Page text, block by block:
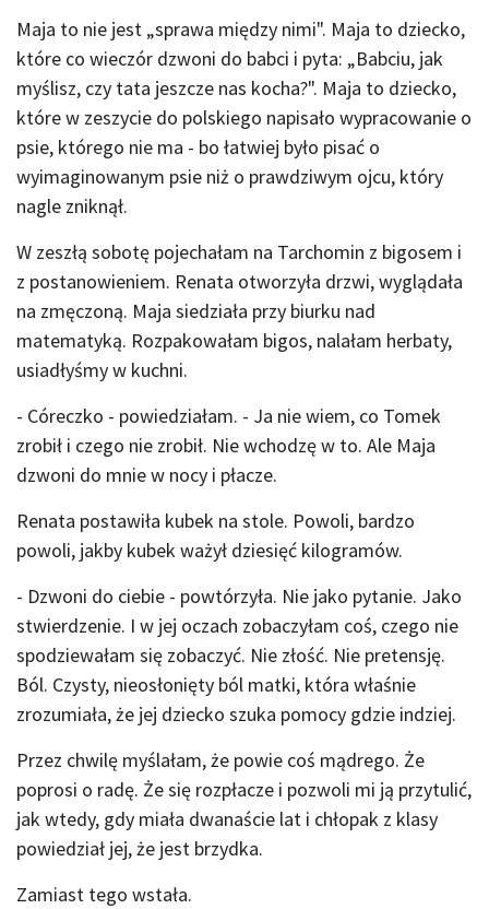
Maja to nie jest „sprawa między nimi". Maja to dziecko,
które co wieczór dzwoni do babci i pyta: „Babciu, jak
myślisz, czy tata jeszcze nas kocha?". Maja to dziecko,
które w zeszycie do polskiego napisało wypracowanie o
psie, którego nie ma - bo łatwiej było pisać o
wyimaginowanym psie niż o prawdziwym ojcu, który
nagle zniknął.
W zeszłą sobotę pojechałam na Tarchomin z bigosem i
z postanowieniem. Renata otworzyła drzwi, wyglądała
na zmęczoną. Maja siedziała przy biurku nad
matematyką. Rozpakowałam bigos, nalałam herbaty,
usiadłyśmy w kuchni.
- Córeczko - powiedziałam. - Ja nie wiem, co Tomek
zrobił i czego nie zrobił. Nie wchodzę w to. Ale Maja
dzwoni do mnie w nocy i płacze.
Renata postawiła kubek na stole. Powoli, bardzo
powoli, jakby kubek ważył dziesięć kilogramów.
- Dzwoni do ciebie - powtórzyła. Nie jako pytanie. Jako
stwierdzenie. I w jej oczach zobaczyłam coś, czego nie
spodziewałam się zobaczyć. Nie złość. Nie pretensję.
Ból. Czysty, nieosłonięty ból matki, która właśnie
zrozumiała, że jej dziecko szuka pomocy gdzie indziej.
Przez chwilę myślałam, że powie coś mądrego. Że
poprosi o radę. Że się rozpłacze i pozwoli mi ją przytulić,
jak wtedy, gdy miała dwanaście lat i chłopak z klasy
powiedział jej, że jest brzydka.
Zamiast tego wstała.